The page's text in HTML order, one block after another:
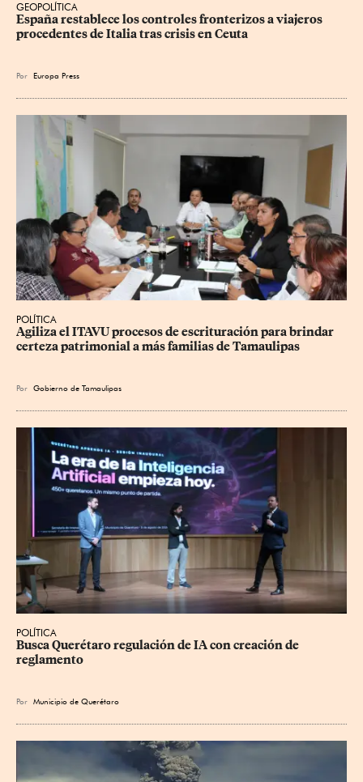
GEOPOLÍTICA
España restablece los controles fronterizos a viajeros
procedentes de Italia tras crisis en Ceuta
Por Europa Press
POLÍTICA
Agiliza el ITAVU procesos de escrituración para brindar
certeza patrimonial a más familias de Tamaulipas
Por Gobierno de Tamaulipas
POLÍTICA
Busca Querétaro regulación de IA con creación de
reglamento
Por Municipio de Querétaro